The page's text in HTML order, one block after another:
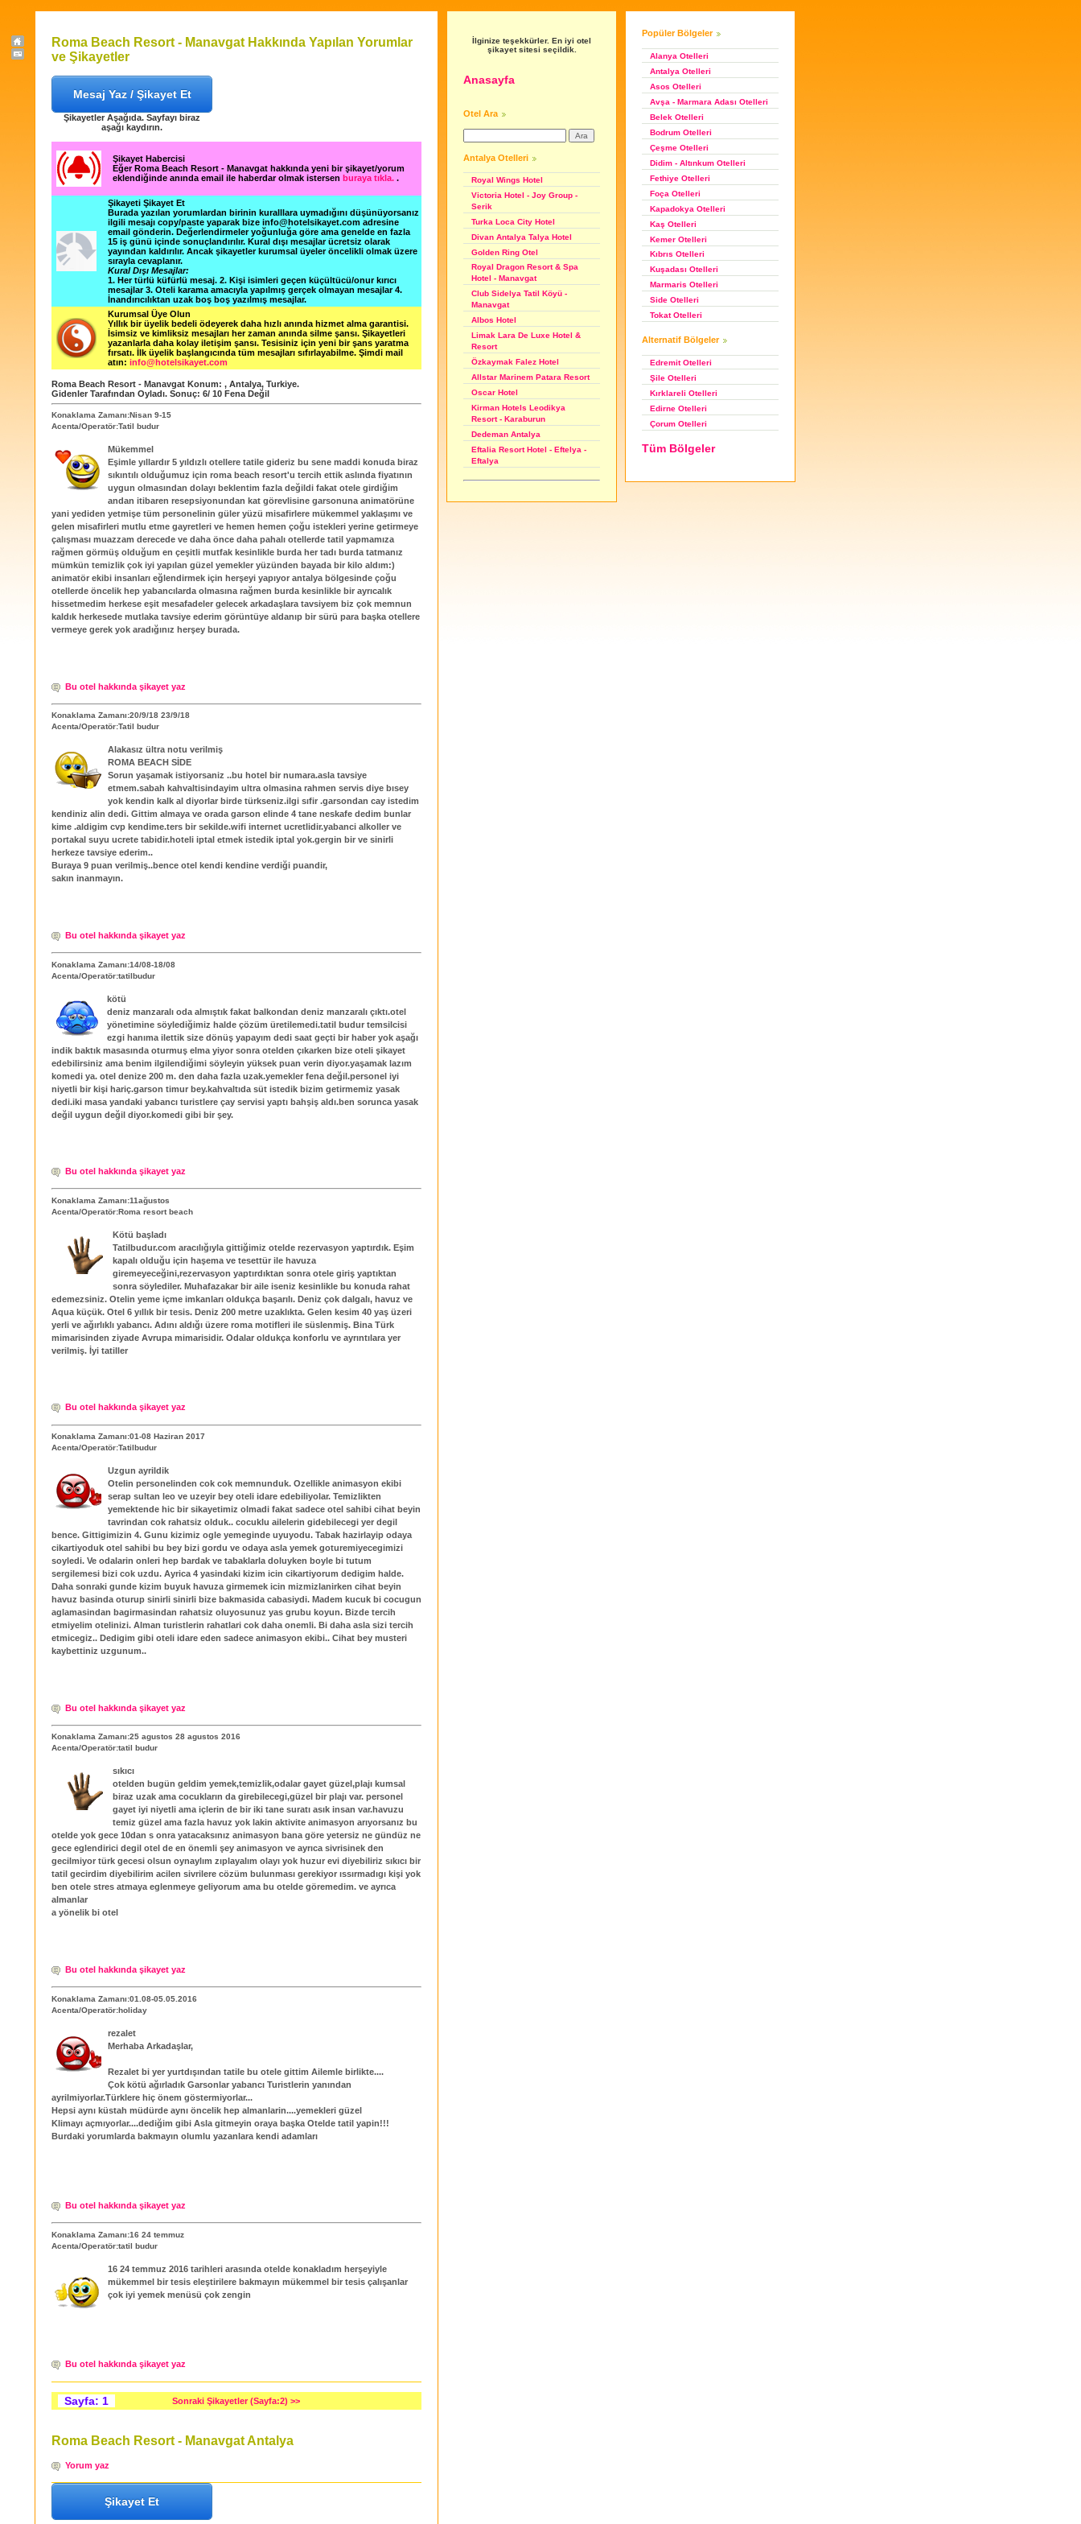
Roma Beach Resort - Manavgat Hakkında Yapılan Yorumlar
ve Şikayetler
Mesaj Yaz / Şikayet Et
Şikayetler Aşağıda. Sayfayı biraz
aşağı kaydırın.
Şikayet Habercisi
Eğer Roma Beach Resort - Manavgat hakkında yeni bir şikayet/yorum
eklendiğinde anında email ile haberdar olmak istersen buraya tıkla. .
Şikayeti Şikayet Et
Burada yazılan yorumlardan birinin kuralllara uymadığını düşünüyorsanız
ilgili mesajı copy/paste yaparak bize info@hotelsikayet.com adresine
email gönderin. Değerlendirmeler yoğunluğa göre ama genelde en fazla
15 iş günü içinde sonuçlandırılır. Kural dışı mesajlar ücretsiz olarak
yayından kaldırılır. Ancak şikayetler kurumsal üyeler öncelikli olmak üzere
sırayla cevaplanır.
Kural Dışı Mesajlar:
1. Her türlü küfürlü mesaj. 2. Kişi isimleri geçen küçültücü/onur kırıcı
mesajlar 3. Oteli karama amacıyla yapılmış gerçek olmayan mesajlar 4.
İnandırıcılıktan uzak boş boş yazılmış mesajlar.
Kurumsal Üye Olun
Yıllık bir üyelik bedeli ödeyerek daha hızlı anında hizmet alma garantisi.
İsimsiz ve kimliksiz mesajları her zaman anında silme şansı. Şikayetleri
yazanlarla daha kolay iletişim şansı. Tesisiniz için yeni bir şans yaratma
fırsatı. İlk üyelik başlangıcında tüm mesajları sıfırlayabilme. Şimdi mail
atın: info@hotelsikayet.com
Roma Beach Resort - Manavgat Konum: , Antalya, Turkiye.
Gidenler Tarafından Oyladı. Sonuç: 6/ 10 Fena Değil
Konaklama Zamanı:Nisan 9-15
Acenta/Operatör:Tatil budur
Mükemmel
Eşimle yıllardır 5 yıldızlı otellere tatile gideriz bu sene maddi konuda biraz
sıkıntılı olduğumuz için roma beach resort'u tercih ettik aslında fiyatının
uygun olmasından dolayı beklentim fazla değildi fakat otele girdiğim
andan itibaren resepsiyonundan kat görevlisine garsonuna animatörüne
yani yediden yetmişe tüm personelinin güler yüzü misafirlere mükemmel yaklaşımı ve
gelen misafirleri mutlu etme gayretleri ve hemen hemen çoğu istekleri yerine getirmeye
çalışması muazzam derecede ve daha önce daha pahalı otellerde tatil yapmamıza
rağmen görmüş olduğum en çeşitli mutfak kesinlikle burda her tadı burda tatmanız
mümkün temizlik çok iyi yapılan güzel yemekler yüzünden bayada bir kilo aldım:)
animatör ekibi insanları eğlendirmek için herşeyi yapıyor antalya bölgesinde çoğu
otellerde öncelik hep yabancılarda olmasına rağmen burda kesinlikle bir ayrıcalık
hissetmedim herkese eşit mesafadeler gelecek arkadaşlara tavsiyem biz çok memnun
kaldık herkesede mutlaka tavsiye ederim görüntüye aldanıp bir sürü para başka otellere
vermeye gerek yok aradığınız herşey burada.
Bu otel hakkında şikayet yaz
Konaklama Zamanı:20/9/18 23/9/18
Acenta/Operatör:Tatil budur
Alakasız ültra notu verilmiş
ROMA BEACH SİDE
Sorun yaşamak istiyorsaniz ..bu hotel bir numara.asla tavsiye
etmem.sabah kahvaltisindayim ultra olmasina rahmen servis diye bısey
yok kendin kalk al diyorlar birde türkseniz.ilgi sıfir .garsondan cay istedim
kendiniz alin dedi. Gittim almaya ve orada garson elinde 4 tane neskafe dedim bunlar
kime .aldigim cvp kendime.ters bir sekilde.wifi internet ucretlidir.yabanci alkoller ve
portakal suyu ucrete tabidir.hoteli iptal etmek istedik iptal yok.gergin bir ve sinirli
herkeze tavsiye ederim..
Buraya 9 puan verilmiş..bence otel kendi kendine verdiği puandir,
sakın inanmayın.
Bu otel hakkında şikayet yaz
Konaklama Zamanı:14/08-18/08
Acenta/Operatör:tatilbudur
kötü
deniz manzaralı oda almıştık fakat balkondan deniz manzaralı çıktı.otel
yönetimine söylediğimiz halde çözüm üretilemedi.tatil budur temsilcisi
ezgi hanıma ilettik size dönüş yapayım dedi saat geçti bir haber yok aşağı
indik baktık masasında oturmuş elma yiyor sonra otelden çıkarken bize oteli şikayet
edebilirsiniz ama benim ilgilendiğimi söyleyin yüksek puan verin diyor.yaşamak lazım
komedi ya. otel denize 200 m. den daha fazla uzak.yemekler fena değil.personel iyi
niyetli bir kişi hariç.garson timur bey.kahvaltıda süt istedik bizim getirmemiz yasak
dedi.iki masa yandaki yabancı turistlere çay servisi yaptı bahşiş aldı.ben sorunca yasak
değil uygun değil diyor.komedi gibi bir şey.
Bu otel hakkında şikayet yaz
Konaklama Zamanı:11ağustos
Acenta/Operatör:Roma resort beach
Kötü başladı
Tatilbudur.com aracılığıyla gittiğimiz otelde rezervasyon yaptırdık. Eşim
kapalı olduğu için haşema ve tesettür ile havuza
giremeyeceğini,rezervasyon yaptırdıktan sonra otele giriş yaptıktan
sonra söylediler. Muhafazakar bir aile iseniz kesinlikle bu konuda rahat
edemezsiniz. Otelin yeme içme imkanları oldukça başarılı. Deniz çok dalgalı, havuz ve
Aqua küçük. Otel 6 yıllık bir tesis. Deniz 200 metre uzaklıkta. Gelen kesim 40 yaş üzeri
yerli ve ağırlıklı yabancı. Adını aldığı üzere roma motifleri ile süslenmiş. Bina Türk
mimarisinden ziyade Avrupa mimarisidir. Odalar oldukça konforlu ve ayrıntılara yer
verilmiş. İyi tatiller
Bu otel hakkında şikayet yaz
Konaklama Zamanı:01-08 Haziran 2017
Acenta/Operatör:Tatilbudur
Uzgun ayrildik
Otelin personelinden cok cok memnunduk. Ozellikle animasyon ekibi
serap sultan leo ve uzeyir bey oteli idare edebiliyolar. Temizlikten
yemektende hic bir sikayetimiz olmadi fakat sadece otel sahibi cihat beyin
tavrindan cok rahatsiz olduk.. cocuklu ailelerin gidebilecegi yer degil
bence. Gittigimizin 4. Gunu kizimiz ogle yemeginde uyuyodu. Tabak hazirlayip odaya
cikartiyoduk otel sahibi bu bey bizi gordu ve odaya asla yemek goturemiyecegimizi
soyledi. Ve odalarin onleri hep bardak ve tabaklarla doluyken boyle bi tutum
sergilemesi bizi cok uzdu. Ayrica 4 yasindaki kizim icin cikartiyorum dedigim halde.
Daha sonraki gunde kizim buyuk havuza girmemek icin mizmizlanirken cihat beyin
havuz basinda oturup sinirli sinirli bize bakmasida cabasiydi. Madem kucuk bi cocugun
aglamasindan bagirmasindan rahatsiz oluyosunuz yas grubu koyun. Bizde tercih
etmiyelim otelinizi. Alman turistlerin rahatlari cok daha onemli. Bi daha asla sizi tercih
etmicegiz.. Dedigim gibi oteli idare eden sadece animasyon ekibi.. Cihat bey musteri
kaybettiniz uzgunum..
Bu otel hakkında şikayet yaz
Konaklama Zamanı:25 agustos 28 agustos 2016
Acenta/Operatör:tatil budur
sıkıcı
otelden bugün geldim yemek,temizlik,odalar gayet güzel,plajı kumsal
biraz uzak ama cocukların da girebilecegi,güzel bir plajı var. personel
gayet iyi niyetli ama içlerin de bir iki tane suratı asık insan var.havuzu
temiz güzel ama fazla havuz yok lakin aktivite animasyon arıyorsanız bu
otelde yok gece 10dan s onra yatacaksınız animasyon bana göre yetersiz ne gündüz ne
gece eglendirici degil otel de en önemli şey animasyon ve ayrıca sivrisinek den
gecilmiyor türk gecesi olsun oynaylım zıplayalım olayı yok huzur evi diyebiliriz sıkıcı bir
tatil gecirdim diyebilirim acilen sivrilere cözüm bulunması gerekiyor ıssırmadıgı kişi yok
ben otele stres atmaya eglenmeye geliyorum ama bu otelde göremedim. ve ayrıca
almanlar
a yönelik bi otel
Bu otel hakkında şikayet yaz
Konaklama Zamanı:01.08-05.05.2016
Acenta/Operatör:holiday
rezalet
Merhaba Arkadaşlar,
Rezalet bi yer yurtdışından tatile bu otele gittim Ailemle birlikte....
Çok kötü ağırladık Garsonlar yabancı Turistlerin yanından
ayrilmiyorlar.Türklere hiç önem göstermiyorlar...
Hepsi aynı küstah müdürde aynı öncelik hep almanlarin....yemekleri güzel
Klimayı açmıyorlar....dediğim gibi Asla gitmeyin oraya başka Otelde tatil yapin!!!
Burdaki yorumlarda bakmayın olumlu yazanlara kendi adamları
Bu otel hakkında şikayet yaz
Konaklama Zamanı:16 24 temmuz
Acenta/Operatör:tatil budur
16 24 temmuz 2016 tarihleri arasında otelde konakladım herşeyiyle
mükemmel bir tesis eleştirilere bakmayın mükemmel bir tesis çalışanlar
çok iyi yemek menüsü çok zengin
Bu otel hakkında şikayet yaz
Sayfa: 1 Sonraki Şikayetler (Sayfa:2) >>
Roma Beach Resort - Manavgat Antalya
Yorum yaz
Şikayet Et
İlginize teşekkürler. En iyi otel
şikayet sitesi seçildik.
Anasayfa
Otel Ara
Antalya Otelleri
Royal Wings Hotel
Victoria Hotel - Joy Group -
Serik
Turka Loca City Hotel
Divan Antalya Talya Hotel
Golden Ring Otel
Royal Dragon Resort & Spa
Hotel - Manavgat
Club Sidelya Tatil Köyü -
Manavgat
Albos Hotel
Limak Lara De Luxe Hotel &
Resort
Özkaymak Falez Hotel
Allstar Marinem Patara Resort
Oscar Hotel
Kirman Hotels Leodikya
Resort - Karaburun
Dedeman Antalya
Eftalia Resort Hotel - Eftelya -
Eftalya
Popüler Bölgeler
Alanya Otelleri
Antalya Otelleri
Asos Otelleri
Avşa - Marmara Adası Otelleri
Belek Otelleri
Bodrum Otelleri
Çeşme Otelleri
Didim - Altınkum Otelleri
Fethiye Otelleri
Foça Otelleri
Kapadokya Otelleri
Kaş Otelleri
Kemer Otelleri
Kıbrıs Otelleri
Kuşadası Otelleri
Marmaris Otelleri
Side Otelleri
Tokat Otelleri
Alternatif Bölgeler
Edremit Otelleri
Şile Otelleri
Kırklareli Otelleri
Edirne Otelleri
Çorum Otelleri
Tüm Bölgeler